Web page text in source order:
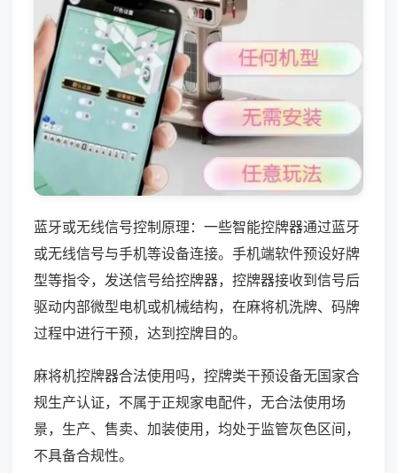
蓝牙或无线信号控制原理：一些智能控牌器通过蓝牙
或无线信号与手机等设备连接。手机端软件预设好牌
型等指令，发送信号给控牌器，控牌器接收到信号后
驱动内部微型电机或机械结构，在麻将机洗牌、码牌
过程中进行干预，达到控牌目的。
麻将机控牌器合法使用吗，控牌类干预设备无国家合
规生产认证，不属于正规家电配件，无合法使用场
景，生产、售卖、加装使用，均处于监管灰色区间，
不具备合规性。